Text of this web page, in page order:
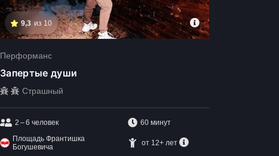
9,3 из 10
Перформанс
Запертые души
Страшный
2 – 6 человек
60 минут
Площадь Франтишка
Богушевича
от 12+ лет